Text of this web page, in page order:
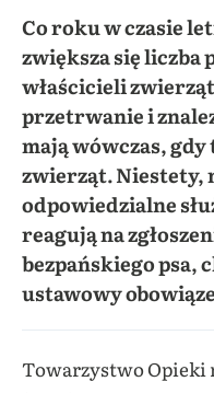
Co roku w czasie
zwiększa się liczba
właścicieli
przetrwanie i
mają wówczas,
zwierząt. Niestety,
odpowiedzialne
reagują na
bezpańskiego psa,
ustawowy
Towarzystwo Opieki